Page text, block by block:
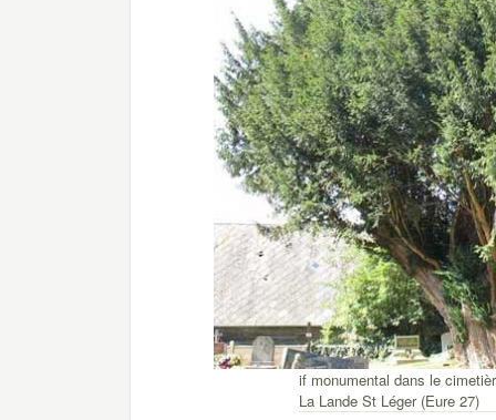
if monumental dans le
La Lande St Léger (Eure 27)